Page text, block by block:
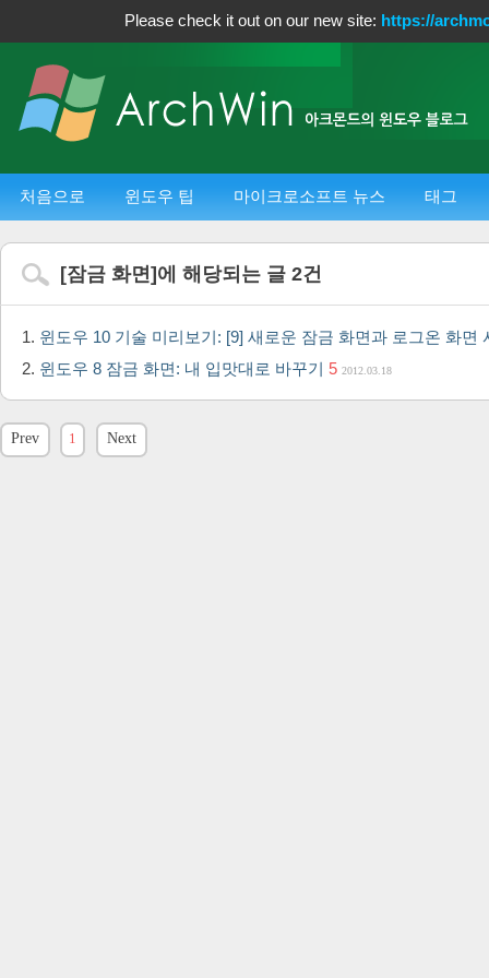
Please check it out on our new site: https://
처음으로 윈도우 팁 마이크로소프트 뉴스 태그
[잠금 화면]에 해당되는 글 2건
윈도우 10 기술 미리보기: [9] 새로운 잠금 화면과 로그온 화면
윈도우 8 잠금 화면: 내 입맛대로 바꾸기 5 2012.03.18
Prev 1 Next